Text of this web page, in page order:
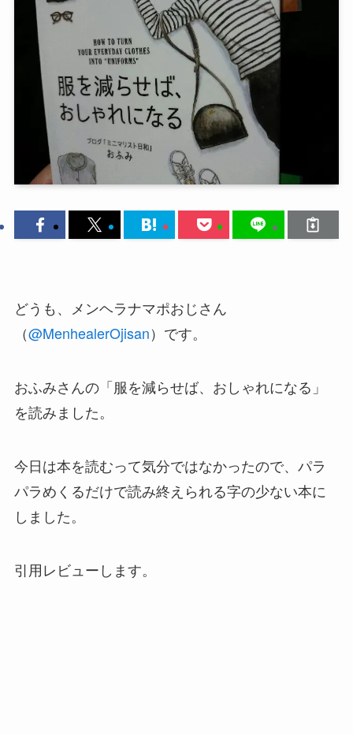
どうも、メンヘラナマポおじさん
（@MenhealerOjisan）です。
おふみさんの「服を減らせば、おしゃれになる」
を読みました。
今日は本を読むって気分ではなかったので、パラ
パラめくるだけで読み終えられる字の少ない本に
しました。
引用レビューします。